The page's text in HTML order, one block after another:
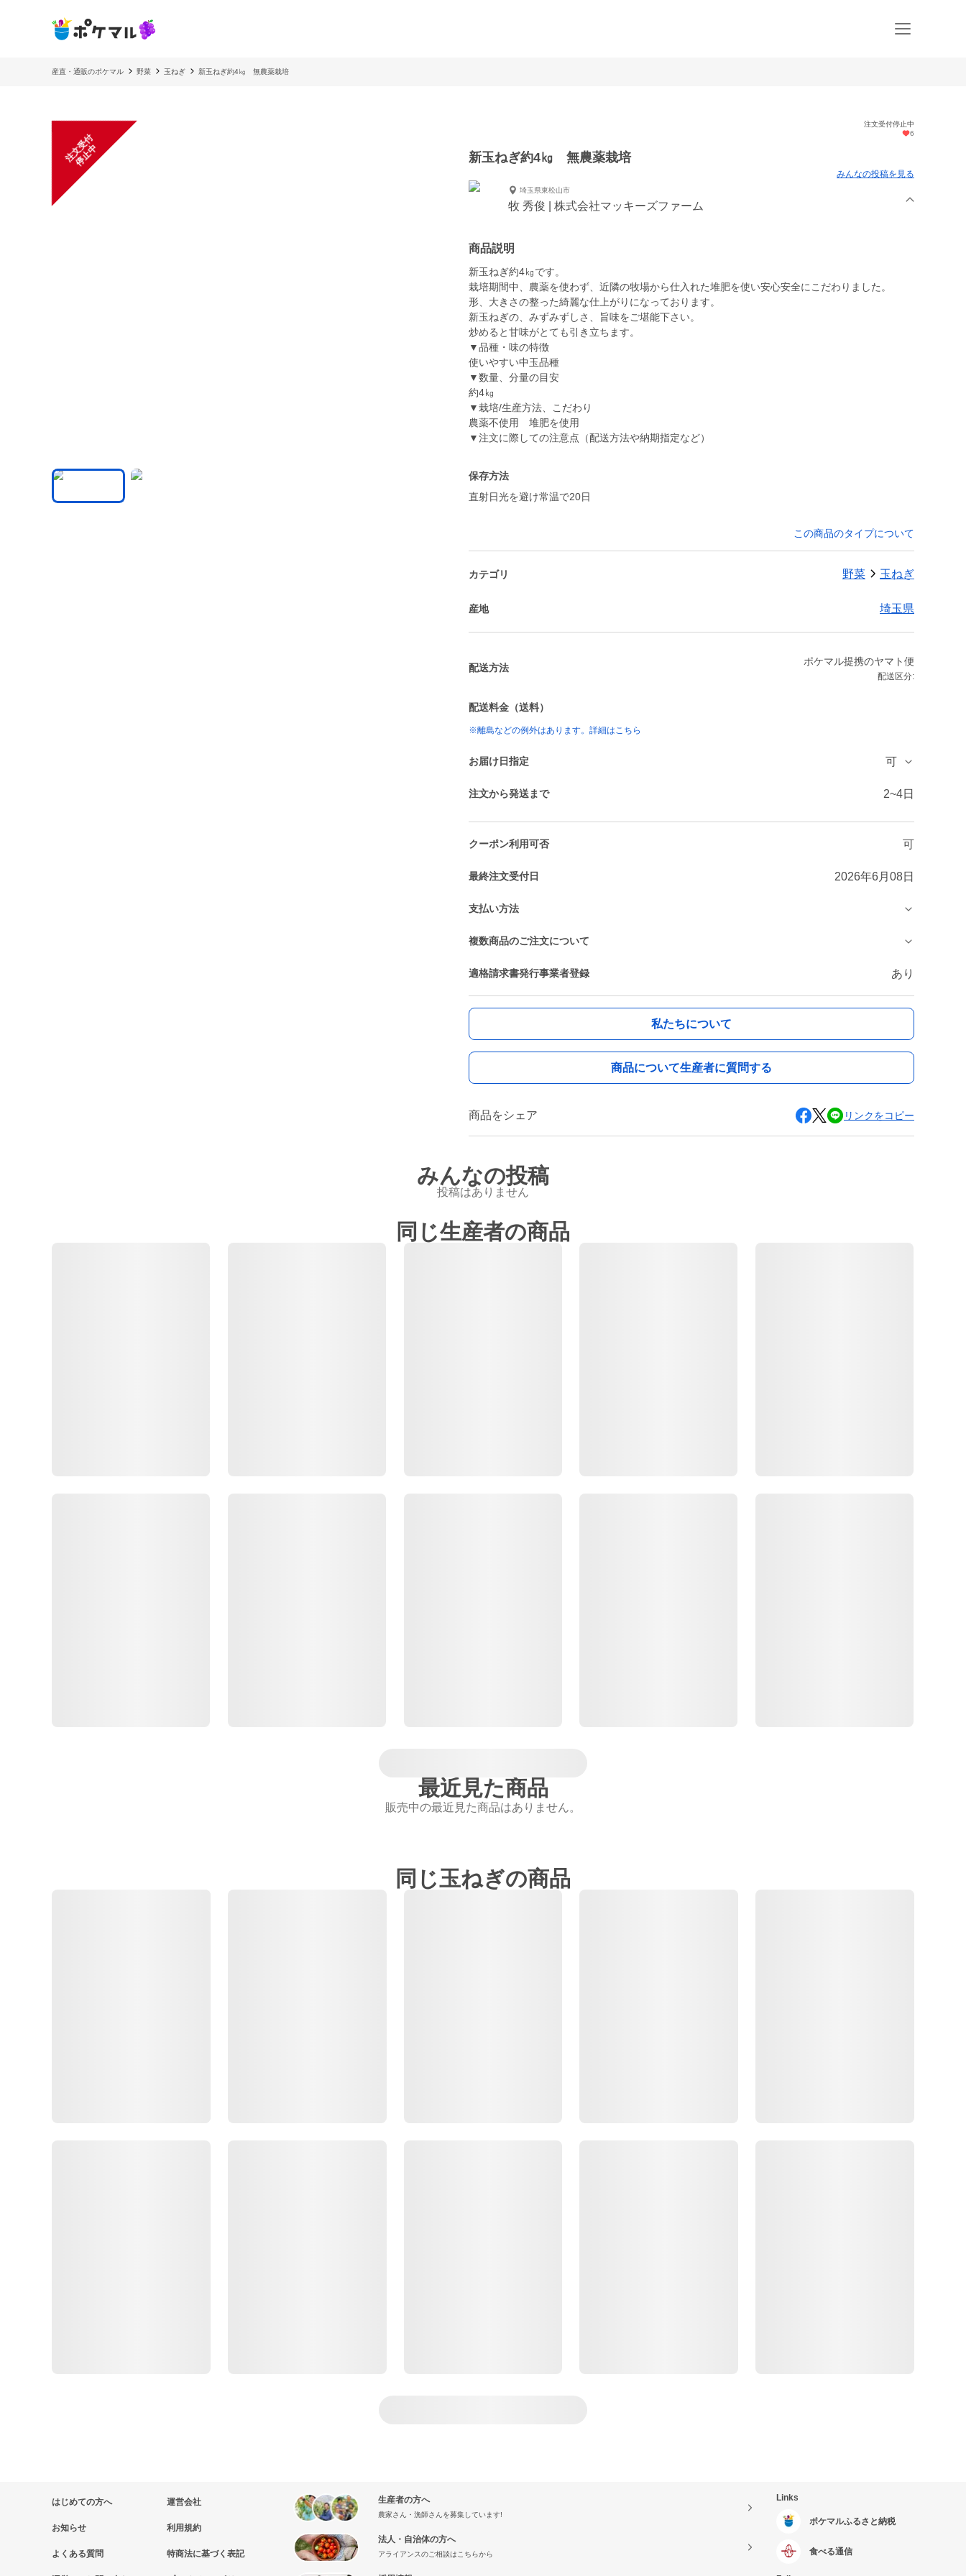
産直・通販のポケマル 野菜 玉ねぎ 新玉ねぎ約4㎏ 無農薬栽培
注
文
受
付
停
止
中
注文受付停止中
6
新玉ねぎ約4㎏ 無農薬栽培
みんなの投稿を見る
埼玉県東松山市
牧 秀俊 | 株式会社マッキーズファーム
商品説明
新玉ねぎ約4㎏です。
栽培期間中、農薬を使わず、近隣の牧場から仕入れた堆肥を使い安心安全にこだわりました。
形、大きさの整った綺麗な仕上がりになっております。
新玉ねぎの、みずみずしさ、旨味をご堪能下さい。
炒めると甘味がとても引き立ちます。
▼品種・味の特徴
使いやすい中玉品種
▼数量、分量の目安
約4㎏
▼栽培/生産方法、こだわり
農薬不使用 堆肥を使用
▼注文に際しての注意点（配送方法や納期指定など）
保存方法
直射日光を避け常温で20日
この商品のタイプについて
カテゴリ 野菜 玉ねぎ
産地 埼玉県
配送方法
ポケマル提携のヤマト便
配送区分:
配送料金（送料）
※離島などの例外はあります。詳細はこちら
お届け日指定 可
注文から発送まで 2~4日
クーポン利用可否 可
最終注文受付日 2026年6月08日
支払い方法
複数商品のご注文について
適格請求書発行事業者登録 あり
私たちについて
商品について生産者に質問する
商品をシェア リンクをコピー
みんなの投稿
投稿はありません
同じ生産者の商品
最近見た商品
販売中の最近見た商品はありません。
同じ玉ねぎの商品
はじめての方へ
お知らせ
よくある質問
運営会社
利用規約
特商法に基づく表記
生産者の方へ
農家さん・漁師さんを募集しています!
法人・自治体の方へ
アライアンスのご相談はこちらから
Links
ポケマルふるさと納税
食べる通信